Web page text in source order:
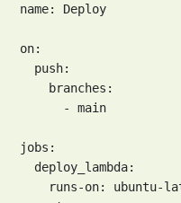
name: Deploy
on:
  push:
    branches:
      - main
jobs:
  deploy_lambda:
runs-on: ubuntu-